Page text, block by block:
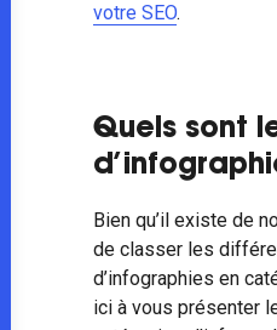
votre SEO.
Quels sont
Bien qu’il existe de
de classer les
d’infographies en
ici à vous présenter